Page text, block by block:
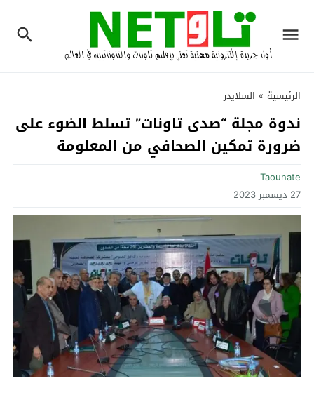
الرئيسية » السلايدر
ندوة مجلة “صدى تاونات” تسلط الضوء على
ضرورة تمكين الصحافي من المعلومة
Taounate
27 ديسمبر 2023